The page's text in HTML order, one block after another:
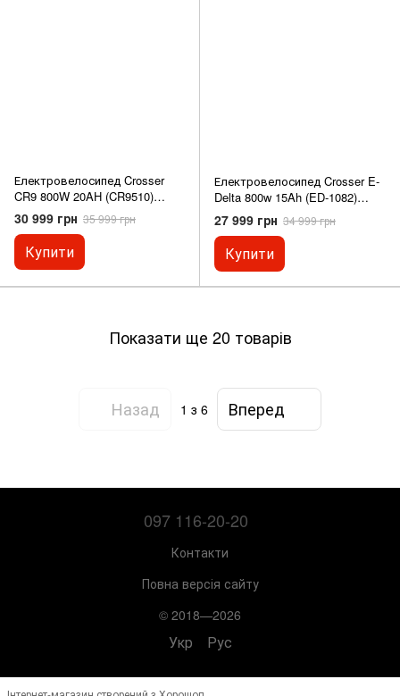
Електровелосипед Crosser
CR9 800W 20AH (CR9510)
(Сірий)
30 999 грн 35 999 грн
Купити
Електровелосипед Crosser E-
Delta 800w 15Ah (ED-1082)
(Синій)
27 999 грн 34 999 грн
Купити
Показати ще 20 товарів
Назад 1 з 6 Вперед
097 116-20-20
Контакти
Повна версія сайту
© 2018—2026
Укр Рус